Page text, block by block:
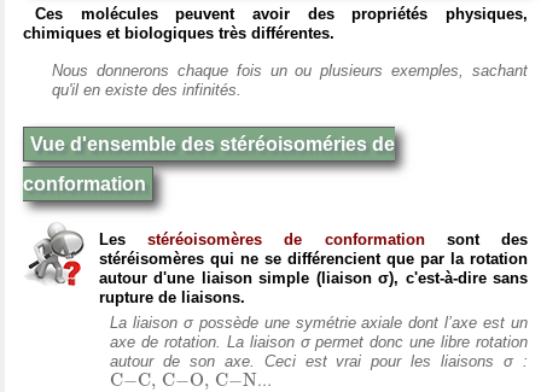
Ces molécules peuvent avoir des propriétés physiques,
chimiques et biologiques très différentes.
Nous donnerons chaque fois un ou plusieurs exemples, sachant
qu'il en existe des infinités.
Vue d'ensemble des stéréoisoméries de
conformation
Lesstéréoisomères de conformationsont des
stéréisomères qui ne se différencient que par la rotation
autour d'une liaison simple (liaison σ), c'est-à-dire sans
rupture de liaisons.
La liaison σ possède une symétrie axiale dont l’axe est un
axe de rotation. La liaison σ permet donc une libre rotation
autour de son axe. Ceci est vrai pour les liaisons σ :
C−C, C−O, C−N
C−C, C−O,C−N …